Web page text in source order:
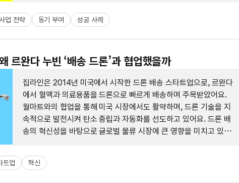
사업 전략 동기 부여 성공 사례
르완다 누빈 ‘배송 드론’과 협업했을까
집라인은 2014년 미국에서 시작한 드론 배송 스타트업으로, 르완다
에서 혈액과 의료용품을 드론으로 빠르게 배송하며 주목받았어요.
월마트와의 협업을 통해 미국 시장에서도 활약하며, 드론 기술을 지
속적으로 발전시켜 탄소 중립과 자동화를 선도하고 있어요. 드론 배
송의 혁신성을 바탕으로 글로벌 물류 시장에 큰 영향을 미치고 있답
트업 혁신